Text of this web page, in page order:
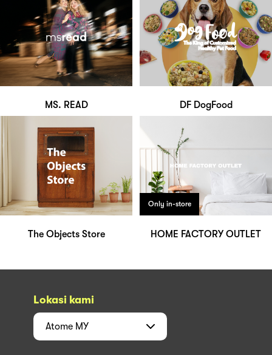
MS. READ DF DogFood
The Objects Store
Only in-store
HOME FACTORY OUTLET
Lokasi kami
Atome MY